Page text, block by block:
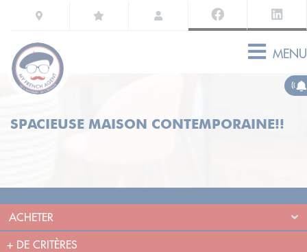
MENU
SPACIEUSE MAISON CONTEMPORAINE!!
+ DE CRITÈRES